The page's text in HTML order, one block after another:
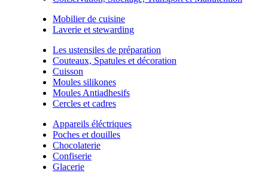
Mobilier de cuisine
Laverie et stewarding
Les ustensiles de préparation
Couteaux, Spatules et décoration
Cuisson
Moules silikones
Moules Antiadhesifs
Cercles et cadres
Appareils éléctriques
Poches et douilles
Chocolaterie
Confiserie
Glacerie